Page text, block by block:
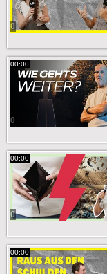
0
00:00
0
00:00
0
00:00